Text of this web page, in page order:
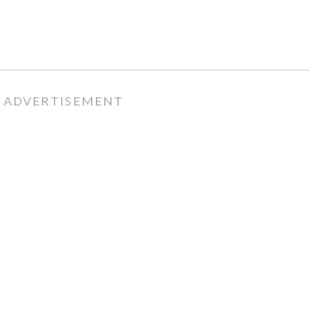
ADVERTISEMENT